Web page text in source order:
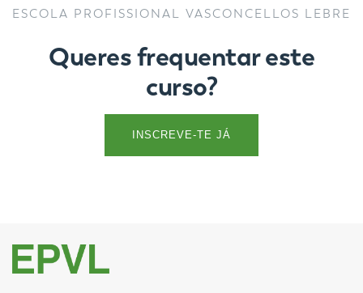
ESCOLA PROFISSIONAL VASCONCELLOS LEBRE
Queres frequentar este
curso?
INSCREVE-TE JÁ